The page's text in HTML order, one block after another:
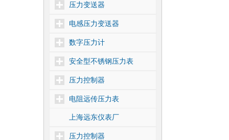
压力变送器
电感压力变送器
数字压力计
安全型不锈钢压力表
压力控制器
电阻远传压力表
上海远东仪表厂
压力控制器